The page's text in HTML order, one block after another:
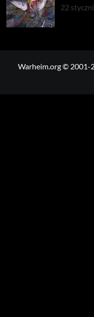
22
Warheim.org © 2001-